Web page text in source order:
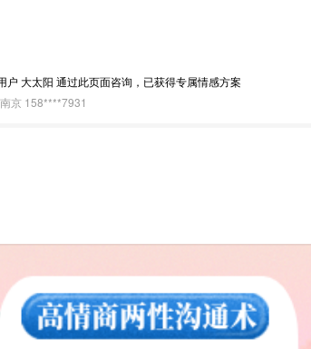
圳 139****2256
户 安康 通过此页面咨询，已获得专属情感方案
户 Liberty 通过此页面咨询，已获得专属情感方案
州 188****5632